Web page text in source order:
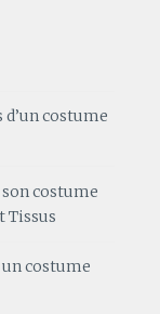
d’un costume
costume
Tissus
costume